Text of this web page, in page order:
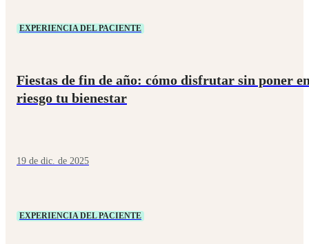
EXPERIENCIA DEL PACIENTE
Fiestas de fin de año: cómo disfrutar sin poner
riesgo tu bienestar
19 de dic. de 2025
EXPERIENCIA DEL PACIENTE